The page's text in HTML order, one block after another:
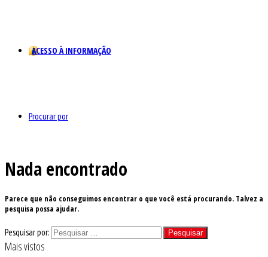
ACESSO À INFORMAÇÃO
Procurar por
Nada encontrado
Parece que não conseguimos encontrar o que você está procurando. Talvez a
pesquisa possa ajudar.
Pesquisar por:
Mais vistos